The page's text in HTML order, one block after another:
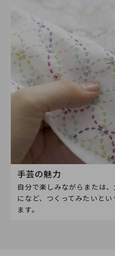
手芸の魅力
自分で楽しみながらまたは
になど、つくってみたいと
ます。